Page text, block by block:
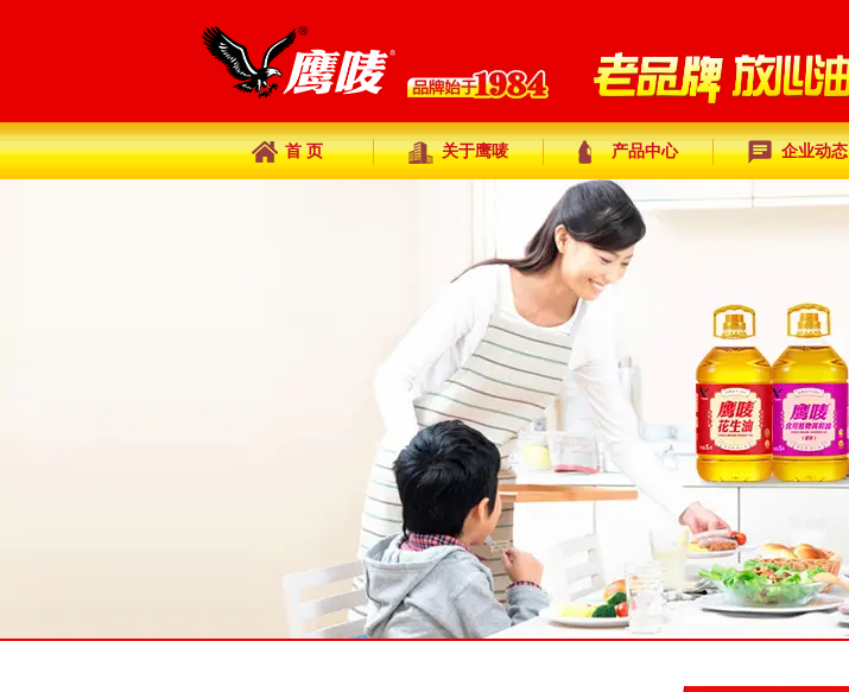
首 页 关于鹰唛 产品中心 企业动态